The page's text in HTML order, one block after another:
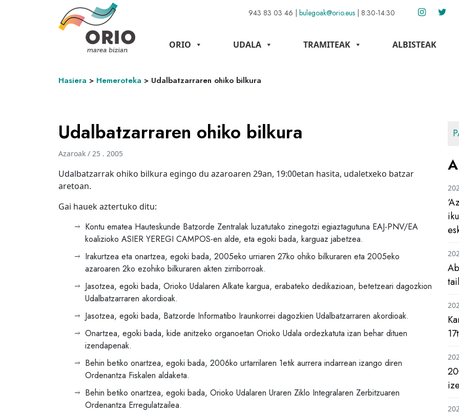
943 83 03 46 | bulegoak@orio.eus | 8:30-14:30
ORIO UDALA TRAMITEAK ALBISTEAK
Hasiera > Hemeroteka > Udalbatzarraren ohiko bilkura
Udalbatzarraren ohiko bilkura
Azaroak / 25 . 2005
Udalbatzarrak ohiko bilkura egingo du azaroaren 29an, 19:00etan hasita, udaletxeko batzar
aretoan.
Gai hauek aztertuko ditu:
Kontu ematea Hauteskunde Batzorde Zentralak luzatutako zinegotzi egiaztagutuna EAJ-PNV/EA
koalizioko ASIER YEREGI CAMPOS-en alde, eta egoki bada, karguaz jabetzea.
Irakurtzea eta onartzea, egoki bada, 2005eko urriaren 27ko ohiko bilkuraren eta 2005eko
azaroaren 2ko ezohiko bilkuraren akten zirriborroak.
Jasotzea, egoki bada, Orioko Udalaren Alkate kargua, erabateko dedikazioan, betetzeari dagozkion
Udalbatzarraren akordioak.
Jasotzea, egoki bada, Batzorde Informatibo Iraunkorrei dagozkien Udalbatzarraren akordioak.
Onartzea, egoki bada, kide anitzeko organoetan Orioko Udala ordezkatuta izan behar dituen
izendapenak.
Behin betiko onartzea, egoki bada, 2006ko urtarrilaren 1etik aurrera indarrean izango diren
Ordenantza Fiskalen aldaketa.
Behin betiko onartzea, egoki bada, Orioko Udalaren Uraren Ziklo Integralaren Zerbitzuaren
Ordenantza Erregulatzailea.